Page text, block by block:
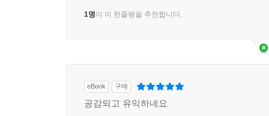
1명이 이 한줄평을 추천합니다.
eBook 구매
공감되고 유익하네요